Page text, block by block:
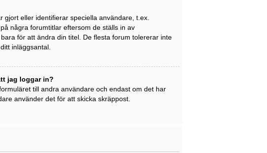
eller identifierar speciella användare, t.ex.
några forumtitlar eftersom de ställs in av
för att ändra din titel. De flesta forum tolererar inte
inläggsantal.
jag loggar in?
till andra användare och endast om det har
använder det för att skicka skräppost.